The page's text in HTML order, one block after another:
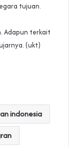
tujuan.
Adapun terkait
(ukt)
indonesia